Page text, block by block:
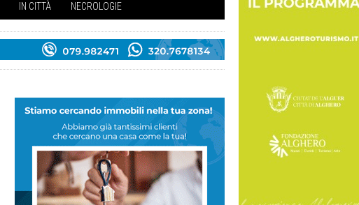
IN CITTÀ NECROLOGIE